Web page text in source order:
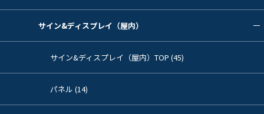
サイン&ディスプレイ（屋内）
サイン&ディスプレイ（屋内）TOP (45)
パネル (14)